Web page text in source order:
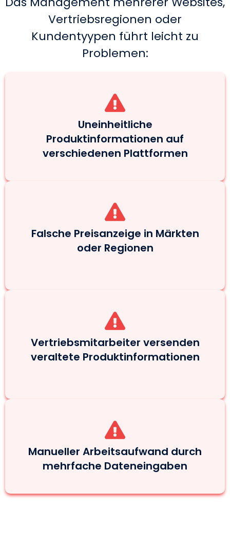
Vertriebsregionen oder
Kundentyypen führt leicht zu
Problemen:
Uneinheitliche
Produktinformationen auf
verschiedenen Plattformen
Falsche Preisanzeige in Märkten
oder Regionen
Vertriebsmitarbeiter versenden
veraltete Produktinformationen
Manueller Arbeitsaufwand durch
mehrfache Dateneingaben